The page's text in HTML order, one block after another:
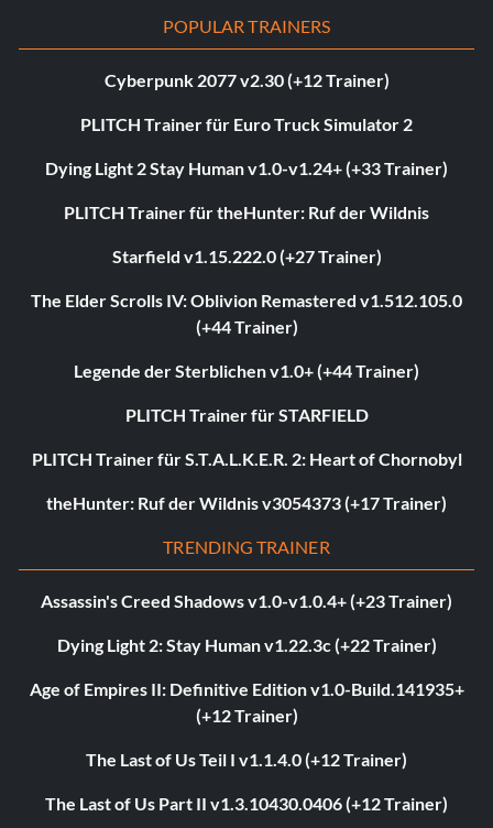
POPULAR TRAINERS
Cyberpunk 2077 v2.30 (+12 Trainer)
PLITCH Trainer für Euro Truck Simulator 2
Dying Light 2 Stay Human v1.0-v1.24+ (+33 Trainer)
PLITCH Trainer für theHunter: Ruf der Wildnis
Starfield v1.15.222.0 (+27 Trainer)
The Elder Scrolls IV: Oblivion Remastered v1.512.105.0
(+44 Trainer)
Legende der Sterblichen v1.0+ (+44 Trainer)
PLITCH Trainer für STARFIELD
PLITCH Trainer für S.T.A.L.K.E.R. 2: Heart of Chornobyl
theHunter: Ruf der Wildnis v3054373 (+17 Trainer)
TRENDING TRAINER
Assassin's Creed Shadows v1.0-v1.0.4+ (+23 Trainer)
Dying Light 2: Stay Human v1.22.3c (+22 Trainer)
Age of Empires II: Definitive Edition v1.0-Build.141935+
(+12 Trainer)
The Last of Us Teil I v1.1.4.0 (+12 Trainer)
The Last of Us Part II v1.3.10430.0406 (+12 Trainer)